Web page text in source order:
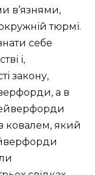
в’язнями,
тюрмі.
себе
і,
закону,
а в
ковалем, який